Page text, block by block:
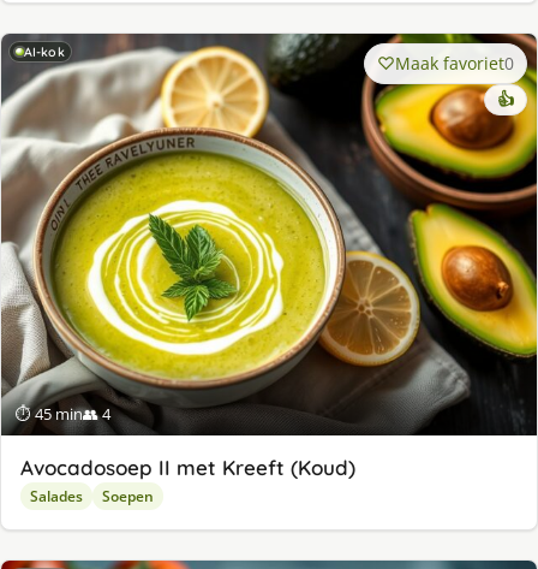
AI-kok
⏱ 45 min👥 4
Maak favoriet0
👍
Avocadosoep II met Kreeft (Koud)
Salades Soepen